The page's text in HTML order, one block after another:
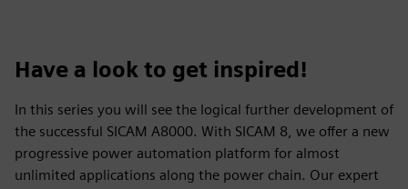
Have a look to get inspired!
In this series you will see the logical further development of
the successful SICAM A8000. With SICAM 8, we offer a new
progressive power automation platform for almost
unlimited applications along the power chain. Our expert